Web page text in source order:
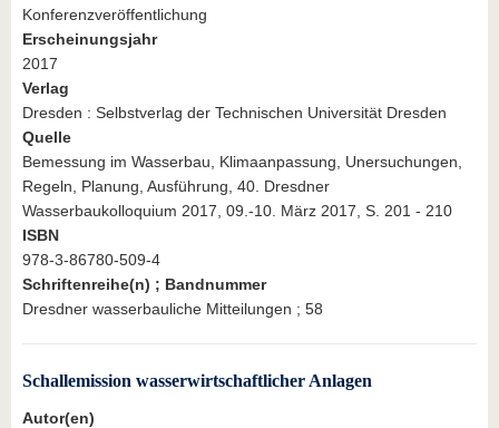
Konferenzveröffentlichung
Erscheinungsjahr
2017
Verlag
Dresden : Selbstverlag der Technischen Universität Dresden
Quelle
Bemessung im Wasserbau, Klimaanpassung, Unersuchungen,
Regeln, Planung, Ausführung, 40. Dresdner
Wasserbaukolloquium 2017, 09.-10. März 2017, S. 201 - 210
ISBN
978-3-86780-509-4
Schriftenreihe(n) ; Bandnummer
Dresdner wasserbauliche Mitteilungen ; 58
Schallemission wasserwirtschaftlicher Anlagen
Autor(en)